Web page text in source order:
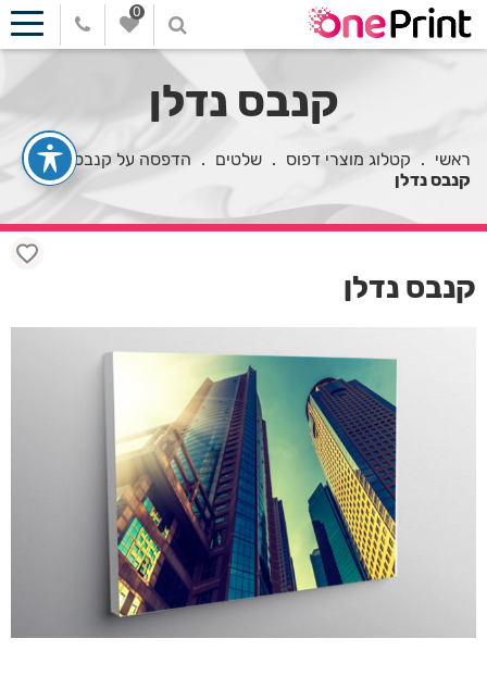
0
קנבס נדלן
ראשי . קטלוג מוצרי דפוס . שלטים . הדפסה על קנבס .
קנבס נדלן
קנבס נדלן